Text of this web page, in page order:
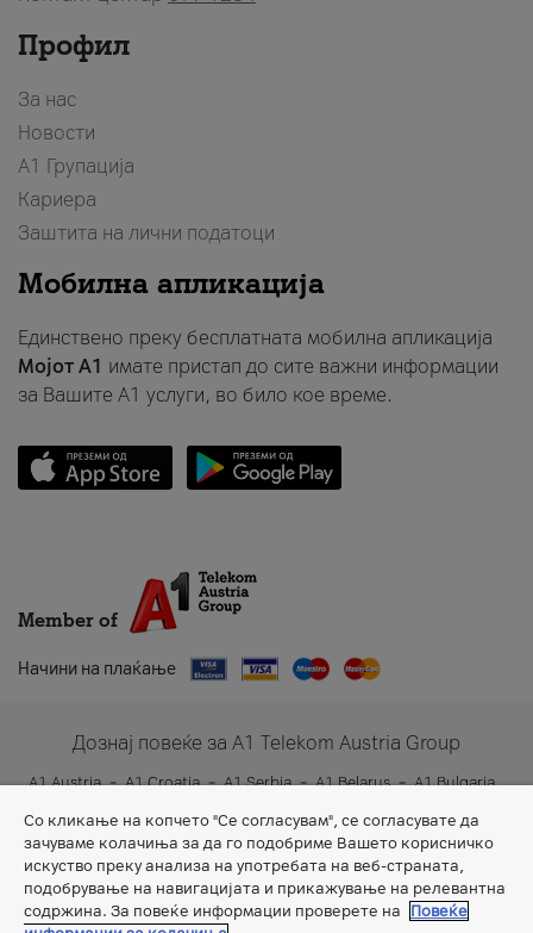
Профил
За нас
Новости
А1 Групација
Кариера
Заштита на лични податоци
Мобилна апликација
Единствено преку бесплатната мобилна апликација
Мојот A1 имате пристап до сите важни информации
за Вашите A1 услуги, во било кое време.
Member of
Начини на плаќање
Дознај повеќе за A1 Telekom Austria Group
A1 Austria A1 Croatia A1 Serbia A1 Belarus
A1 Bulgaria
Со кликање на копчето "Се согласувам", се согласувате да
зачуваме колачиња за да го подобриме Вашето корисничко
искуство преку анализа на употребата на веб-страната,
подобрување на навигацијата и прикажување на релевантна
содржина. За повеќе информации проверете на
Повеќе